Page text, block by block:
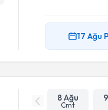
17 Ağu
8 Ağu
Cmt